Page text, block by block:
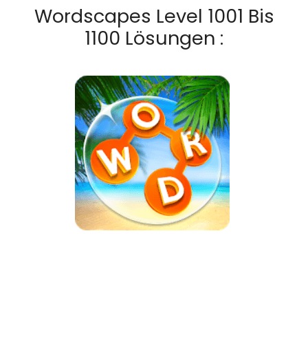
Wordscapes Level 1001 Bis
1100 Lösungen :